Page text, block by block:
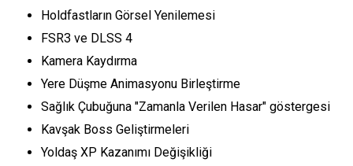
Holdfastların Görsel Yenilemesi
FSR3 ve DLSS 4
Kamera Kaydırma
Yere Düşme Animasyonu Birleştirme
Sağlık Çubuğuna "Zamanla Verilen Hasar" göstergesi
Kavşak Boss Geliştirmeleri
Yoldaş XP Kazanımı Değişikliği